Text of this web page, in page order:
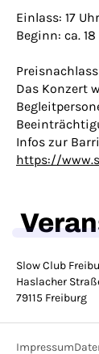
Einlass: 17 Uhr
Beginn: ca.
Das Konzert
Infos zur
https://
Slow Club
Haslacher
79115 Freiburg
Impressum